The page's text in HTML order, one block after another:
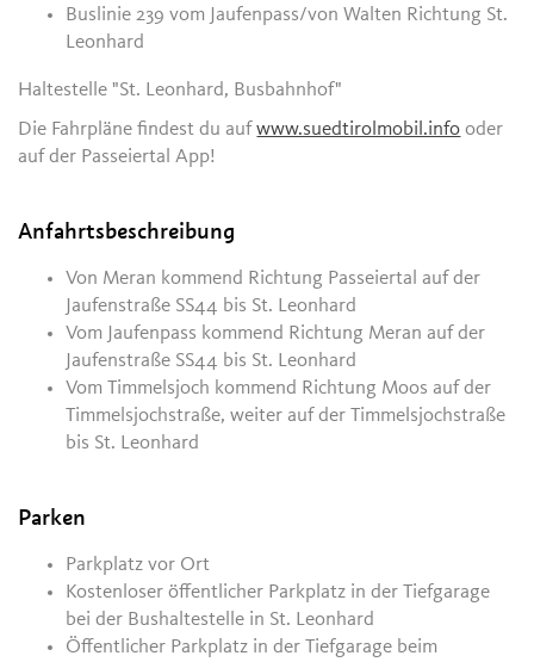
Buslinie 239 vom Jaufenpass/von Walten Richtung St.
Leonhard
Haltestelle "St. Leonhard, Busbahnhof"
Die Fahrpläne findest du aufwww.suedtirolmobil.info oder
auf der Passeiertal App!
Anfahrtsbeschreibung
Von Meran kommend Richtung Passeiertal auf der
Jaufenstraße SS44 bis St. Leonhard
Vom Jaufenpass kommend Richtung Meran auf der
Jaufenstraße SS44 bis St. Leonhard
Vom Timmelsjoch kommend Richtung Moos auf der
Timmelsjochstraße, weiter auf der Timmelsjochstraße
bis St. Leonhard
Parken
Parkplatz vor Ort
Kostenloser öffentlicher Parkplatz in der Tiefgarage
bei der Bushaltestelle in St. Leonhard
Öffentlicher Parkplatz in der Tiefgarage beim